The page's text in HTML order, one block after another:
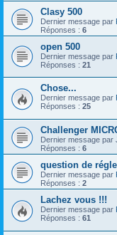
Clasy 500
Dernier message par
Réponses : 6
open 500
Dernier message par
Réponses : 21
Chose...
Dernier message par
Réponses : 25
Challenger
Dernier message par
Réponses : 6
question de
Dernier message par
Réponses : 2
Lachez vous !!!
Dernier message par
Réponses : 61